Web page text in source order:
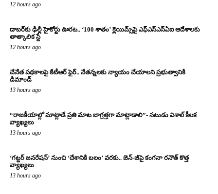
12 hours ago
డాబర్‌కు ఢిల్లీ హైకోర్టు ఊరట.. ‘100 శాతం’ క్లెయిమ్స్‌పై ఎఫ్‌ఎస్‌ఎస్‌ఏఐ ఆదేశాలకు
తాత్కాలిక స్టే
12 hours ago
చేనేత పథకాలపై కేటీఆర్ ఫైర్.. నేతన్నలకు న్యాయం చేయాలని ప్రభుత్వానికి
డిమాండ్
13 hours ago
“రాజకీయాల్లో మాట్లాడే ప్రతి మాట జాగ్రత్తగా మాట్లాడాలి”- నటుడు విశాల్ కీలక
వ్యాఖ్యలు
13 hours ago
‘గట్టర్ జనరేషన్’ నుంచి ‘దేశానికి బలం’ వరకు.. జెన్-జీపై కంగనా రనౌత్ కొత్త
వ్యాఖ్యలు
13 hours ago